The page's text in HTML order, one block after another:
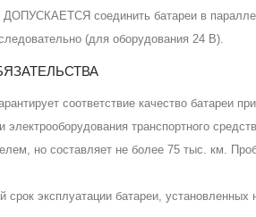
ДОПУСКАЕТСЯ соединить батареи в
(для оборудования 24 В).
соответствие качество батареи
электрооборудования транспортного
но составляет не более 75 тыс. км.
срок эксплуатации батареи,